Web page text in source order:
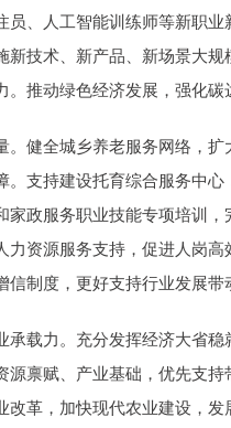
员、人工智能训练师等新职
新技术、新产品、新场景大
推动绿色经济发展，强化
健全城乡养老服务网络，扩
。支持建设托育综合服务中
家政服务职业技能专项培训
力资源服务支持，促进人岗
制度，更好支持行业发展带
力。充分发挥经济大省稳
源禀赋、产业基础，优先支
改革，加快现代农业建设，